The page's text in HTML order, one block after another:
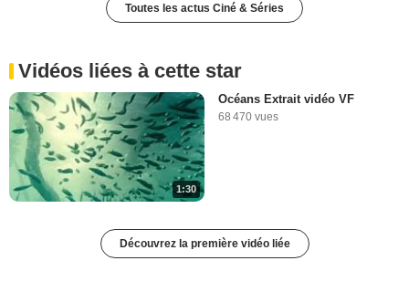
Toutes les actus Ciné & Séries
Vidéos liées à cette star
1:30
Océans Extrait vidéo VF
68 470 vues
Découvrez la première vidéo liée